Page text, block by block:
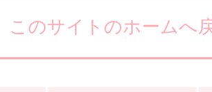
このサイトのホームへ